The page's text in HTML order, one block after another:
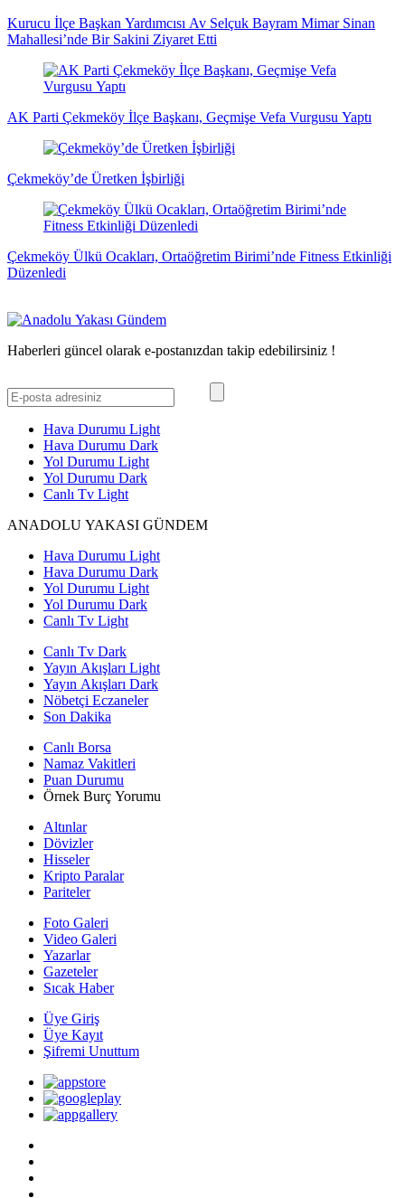
Kurucu İlçe Başkan Yardımcısı Av Selçuk Bayram Mimar Sinan
Mahallesi’nde Bir Sakini Ziyaret Etti
AK Parti Çekmeköy İlçe Başkanı, Geçmişe Vefa Vurgusu Yaptı
Çekmeköy’de Üretken İşbirliği
Çekmeköy Ülkü Ocakları, Ortaöğretim Birimi’nde Fitness Etkinliği
Düzenledi
Haberleri güncel olarak e-postanızdan takip edebilirsiniz !
Hava Durumu Light
Hava Durumu Dark
Yol Durumu Light
Yol Durumu Dark
Canlı Tv Light
ANADOLU YAKASI GÜNDEM
Hava Durumu Light
Hava Durumu Dark
Yol Durumu Light
Yol Durumu Dark
Canlı Tv Light
Canlı Tv Dark
Yayın Akışları Light
Yayın Akışları Dark
Nöbetçi Eczaneler
Son Dakika
Canlı Borsa
Namaz Vakitleri
Puan Durumu
Örnek Burç Yorumu
Altınlar
Dövizler
Hisseler
Kripto Paralar
Pariteler
Foto Galeri
Video Galeri
Yazarlar
Gazeteler
Sıcak Haber
Üye Giriş
Üye Kayıt
Şifremi Unuttum